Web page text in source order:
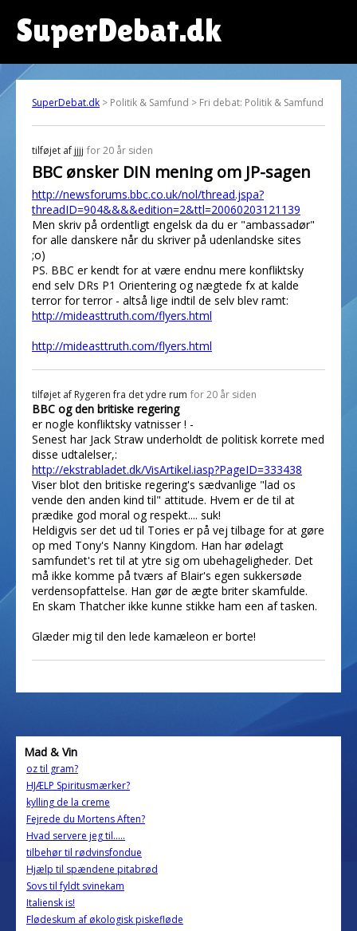
SuperDebat.dk
SuperDebat.dk > Politik & Samfund > Fri debat: Politik & Samfund
tilføjet af jjjj for 20 år siden
BBC ønsker DIN mening om JP-sagen
http://newsforums.bbc.co.uk/nol/thread.jspa?
threadID=904&&&&edition=2&ttl=20060203121139
Men skriv på ordentligt engelsk da du er "ambassadør"
for alle danskere når du skriver på udenlandske sites
;o)
PS. BBC er kendt for at være endnu mere konfliktsky
end selv DRs P1 Orientering og nægtede fx at kalde
terror for terror - altså lige indtil de selv blev ramt:
http://mideasttruth.com/flyers.html
http://mideasttruth.com/flyers.html
tilføjet af Rygeren fra det ydre rum for 20 år siden
BBC og den britiske regering
er nogle konfliktsky vatnisser ! -
Senest har Jack Straw underholdt de politisk korrete med
disse udtalelser,:
http://ekstrabladet.dk/VisArtikel.iasp?PageID=333438
Viser blot den britiske regering's sædvanlige "lad os
vende den anden kind til" attitude. Hvem er de til at
prædike god moral og respekt.... suk!
Heldigvis ser det ud til Tories er på vej tilbage for at gøre
op med Tony's Nanny Kingdom. Han har ødelagt
samfundet's ret til at ytre sig om ubehageligheder. Det
må ikke komme på tværs af Blair's egen sukkersøde
verdensopfattelse. Han gør de ægte briter skamfulde.
En skam Thatcher ikke kunne stikke ham een af tasken.
Glæder mig til den lede kamæleon er borte!
Mad & Vin
oz til gram?
HJÆLP Spiritusmærker?
kylling de la creme
Fejrede du Mortens Aften?
Hvad servere jeg til.....
tilbehør til rødvinsfondue
Hjælp til spændene pitabrød
Sovs til fyldt svinekam
Italiensk is!
Flødeskum af økologisk piskefløde